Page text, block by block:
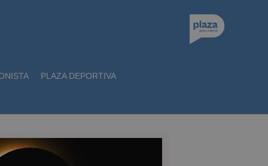
PLAZA DEPORTIVA